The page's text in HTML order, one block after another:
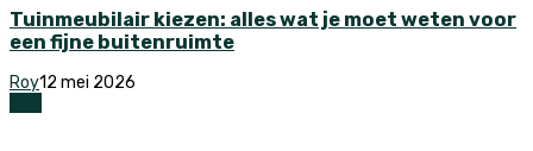
Tuinmeubilair kiezen: alles wat je moet weten voor
een fijne buitenruimte
Roy12 mei 2026